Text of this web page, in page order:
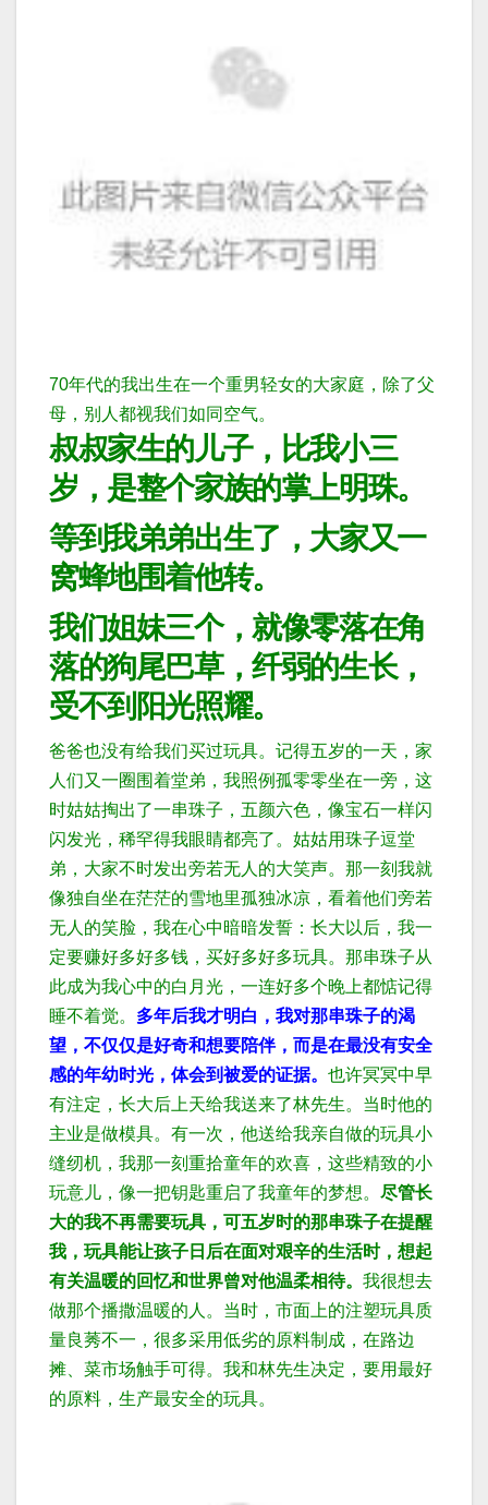
70年代的我出生在一个重男轻女的大家庭，除了父
母，别人都视我们如同空气。
叔叔家生的儿子，比我小三
岁，是整个家族的掌上明珠。
等到我弟弟出生了，大家又一
窝蜂地围着他转。
我们姐妹三个，就像零落在角
落的狗尾巴草，纤弱的生长，
受不到阳光照耀。
爸爸也没有给我们买过玩具。记得五岁的一天，家
人们又一圈围着堂弟，我照例孤零零坐在一旁，这
时姑姑掏出了一串珠子，五颜六色，像宝石一样闪
闪发光，稀罕得我眼睛都亮了。 姑姑用珠子逗堂
弟，大家不时发出旁若无人的大笑声。 那一刻我就
像独自坐在茫茫的雪地里孤独冰凉，看着他们旁若
无人的笑脸，我在心中暗暗发誓：长大以后，我一
定要赚好多好多钱，买好多好多玩具。 那串珠子从
此成为我心中的白月光，一连好多个晚上都惦记得
睡不着觉。 多年后我才明白，我对那串珠子的渴
望，不仅仅是好奇和想要陪伴，而是在最没有安全
感的年幼时光，体会到被爱的证据。 也许冥冥中早
有注定，长大后上天给我送来了林先生。当时他的
主业是做模具。 有一次，他送给我亲自做的玩具小
缝纫机，我那一刻重拾童年的欢喜，这些精致的小
玩意儿，像一把钥匙重启了我童年的梦想。 尽管长
大的我不再需要玩具，可五岁时的那串珠子在提醒
我，玩具能让孩子日后在面对艰辛的生活时，想起
有关温暖的回忆和世界曾对他温柔相待。 我很想去
做那个播撒温暖的人。 当时，市面上的注塑玩具质
量良莠不一，很多采用低劣的原料制成，在路边
摊、菜市场触手可得。 我和林先生决定， 要用最好
的原料，生产最安全的玩具。